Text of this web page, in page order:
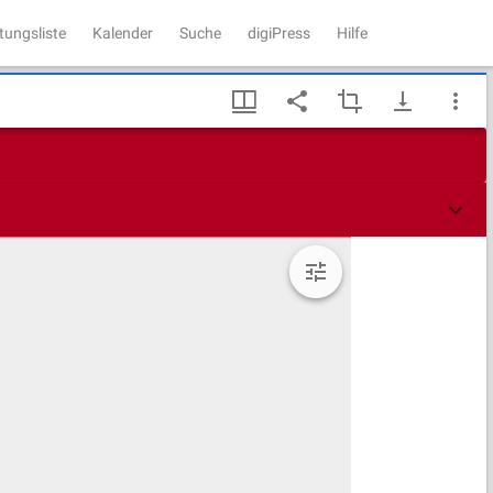
Kalender Suche digiPress Hilfe